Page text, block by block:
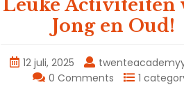
Leuke Activiteiten
Jong en Oud!
12 juli, 2025
0 Comments
1